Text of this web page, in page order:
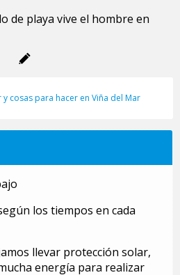
de playa vive el hombre en
cosas para hacer en Viña del Mar
los tiempos en cada
llevar protección solar,
energía para realizar